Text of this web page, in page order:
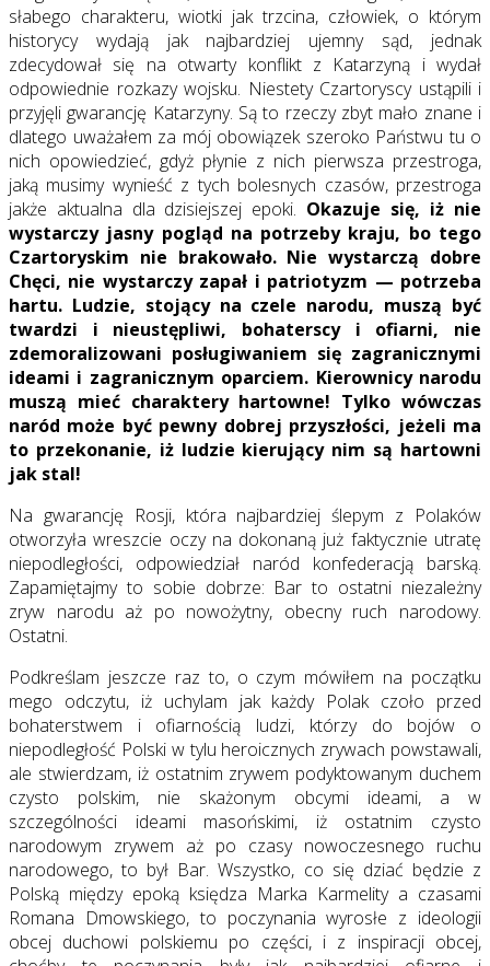
słabego charakteru, wiotki jak trzcina, człowiek, o którym
historycy wydają jak najbardziej ujemny sąd, jednak
zdecydował się na otwarty konflikt z Katarzyną i wydał
odpowiednie rozkazy wojsku. Niestety Czartoryscy ustąpili i
przyjęli gwarancję Katarzyny. Są to rzeczy zbyt mało znane i
dlatego uważałem za mój obowiązek szeroko Państwu tu o
nich opowiedzieć, gdyż płynie z nich pierwsza przestroga,
jaką musimy wynieść z tych bolesnych czasów, przestroga
jakże aktualna dla dzisiejszej epoki. Okazuje się, iż nie
wystarczy jasny pogląd na potrzeby kraju, bo tego
Czartoryskim nie brakowało. Nie wystarczą dobre
Chęci, nie wystarczy zapał i patriotyzm — potrzeba
hartu. Ludzie, stojący na czele narodu, muszą być
twardzi i nieustępliwi, bohaterscy i ofiarni, nie
zdemoralizowani posługiwaniem się zagranicznymi
ideami i zagranicznym oparciem. Kierownicy narodu
muszą mieć charaktery hartowne! Tylko wówczas
naród może być pewny dobrej przyszłości, jeżeli ma
to przekonanie, iż ludzie kierujący nim są hartowni
jak stal!
Na gwarancję Rosji, która najbardziej ślepym z Polaków
otworzyła wreszcie oczy na dokonaną już faktycznie utratę
niepodległości, odpowiedział naród konfederacją barską.
Zapamiętajmy to sobie dobrze: Bar to ostatni niezależny
zryw narodu aż po nowożytny, obecny ruch narodowy.
Ostatni.
Podkreślam jeszcze raz to, o czym mówiłem na początku
mego odczytu, iż uchylam jak każdy Polak czoło przed
bohaterstwem i ofiarnością ludzi, którzy do bojów o
niepodległość Polski w tylu heroicznych zrywach powstawali,
ale stwierdzam, iż ostatnim zrywem podyktowanym duchem
czysto polskim, nie skażonym obcymi ideami, a w
szczególności ideami masońskimi, iż ostatnim czysto
narodowym zrywem aż po czasy nowoczesnego ruchu
narodowego, to był Bar. Wszystko, co się dziać będzie z
Polską między epoką księdza Marka Karmelity a czasami
Romana Dmowskiego, to poczynania wyrosłe z ideologii
obcej duchowi polskiemu po części, i z inspiracji obcej,